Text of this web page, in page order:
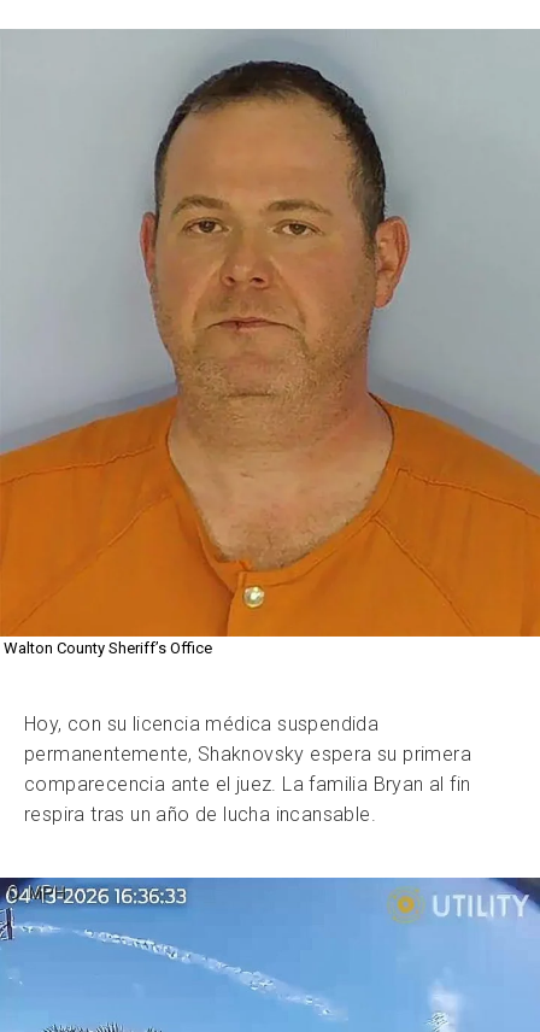
Walton County Sheriff’s Office
Hoy, con su licencia médica suspendida
permanentemente, Shaknovsky espera su primera
comparecencia ante el juez. La familia Bryan al fin
respira tras un año de lucha incansable.